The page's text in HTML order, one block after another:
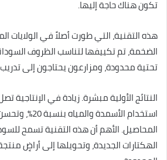
تكون هناك حاجة إليها.
هذه التقنية، التي طورت أصلاً في الولايات
الضخمة، تم تكييفها لتناسب الظروف
تحتية محدودة، ومزارعون يحتاجون إلى
استخدام الأسمدة
المحاصيل. الأهم أن هذه التقنية تسمح
الهكتارات الجديدة، وتحويلها إلى أراضٍ